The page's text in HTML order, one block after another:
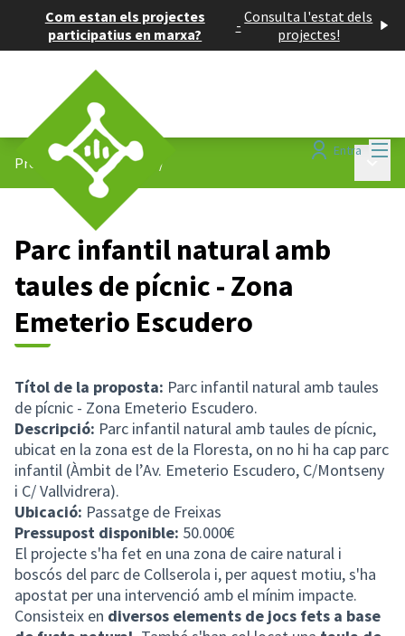
Com estan els projectes
participatius en marxa?
- Consulta l'estat dels
projectes!
Entra
Projectes participatius /
Parc infantil natural amb
taules de pícnic - Zona
Emeterio Escudero
Títol de la proposta: Parc infantil natural amb taules
de pícnic - Zona Emeterio Escudero.
Descripció: Parc infantil natural amb taules de pícnic,
ubicat en la zona est de la Floresta, on no hi ha cap parc
infantil (Àmbit de l’Av. Emeterio Escudero, C/Montseny
i C/ Vallvidrera).
Ubicació: Passatge de Freixas
Pressupost disponible: 50.000€
El projecte s'ha fet en una zona de caire natural i
boscós del parc de Collserola i, per aquest motiu, s'ha
apostat per una intervenció amb el mínim impacte.
Consisteix en diversos elements de jocs fets a base